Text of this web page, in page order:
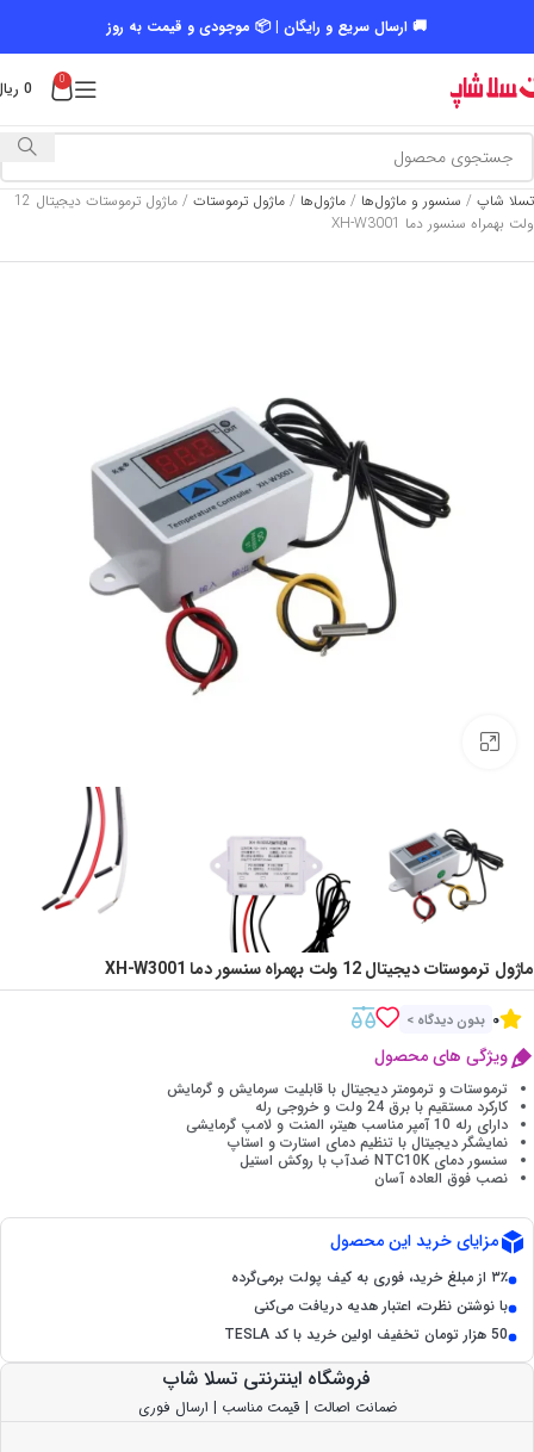
🚚 ارسال سریع و رایگان | 📦 موجودی و قیمت به روز
0
0
تسلا شاپ / سنسور و ماژول‌ها / ماژول‌ها / ماژول ترموستات /
ماژول ترموستات دیجیتال 12
ولت بهمراه سنسور دما XH-W3001
ماژول ترموستات دیجیتال 12 ولت بهمراه سنسور دما XH-W3001
0 بدون دیدگاه >
ویژگی های محصول
ترموستات و ترمومتر دیجیتال با قابلیت سرمایش و گرمایش
کارکرد مستقیم با برق 24 ولت و خروجی رله
دارای رله 10 آمپر مناسب هیتر، المنت و لامپ گرمایشی
نمایشگر دیجیتال با تنظیم دمای استارت و استاپ
سنسور دمای NTC10K ضدآب با روکش استیل
نصب فوق العاده آسان
مزایای خرید این محصول
۳٪ از مبلغ خرید، فوری به کیف پولت برمی‌گرده
با نوشتن نظرت، اعتبار هدیه دریافت می‌کنی
50 هزار تومان تخفیف اولین خرید با کد TESLA
فروشگاه اینترنتی تسلا شاپ
ضمانت اصالت | قیمت مناسب | ارسال فوری